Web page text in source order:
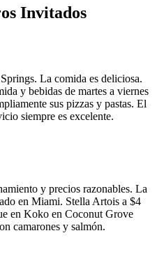
Invitados
La comida es deliciosa.
y bebidas de martes a viernes
sus pizzas y pastas. El
siempre es excelente.
y precios razonables. La
en Miami. Stella Artois a $4
en Koko en Coconut Grove
camarones y salmón.